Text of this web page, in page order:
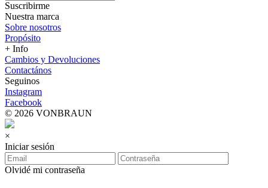
Suscribirme
Nuestra marca
Sobre nosotros
Propósito
+ Info
Cambios y Devoluciones
Contactános
Seguinos
Instagram
Facebook
© 2026 VONBRAUN
×
Iniciar sesión
Olvidé mi contraseña